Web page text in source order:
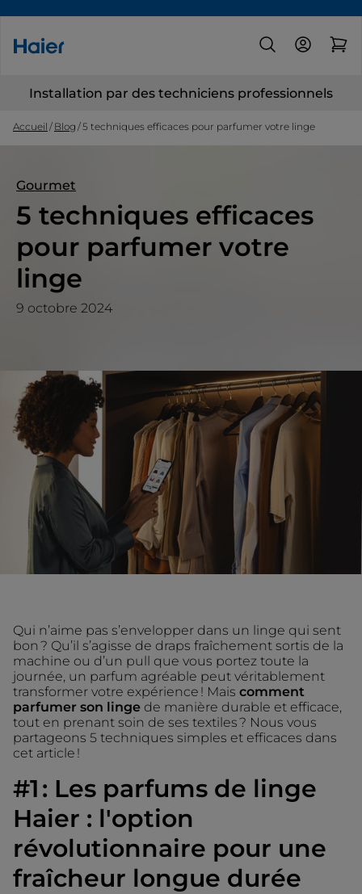
Installation par des techniciens professionnels
Accueil Blog 5 techniques efficaces pour parfumer votre linge
Gourmet
5 techniques efficaces
pour parfumer votre
linge
9 octobre 2024
Qui n’aime pas s’envelopper dans un linge qui sent
bon ? Qu’il s’agisse de draps fraîchement sortis de la
machine ou d’un pull que vous portez toute la
journée, un parfum agréable peut véritablement
transformer votre expérience ! Mais comment
parfumer son linge de manière durable et efficace,
tout en prenant soin de ses textiles ? Nous vous
partageons 5 techniques simples et efficaces dans
cet article !
#1 : Les parfums de linge
Haier : l'option
révolutionnaire pour une
fraîcheur longue durée